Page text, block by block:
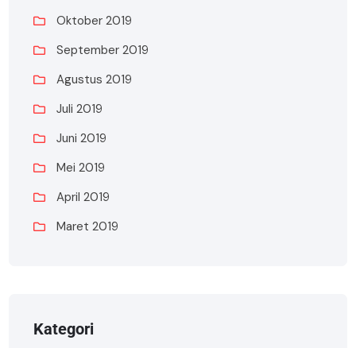
Oktober 2019
September 2019
Agustus 2019
Juli 2019
Juni 2019
Mei 2019
April 2019
Maret 2019
Kategori